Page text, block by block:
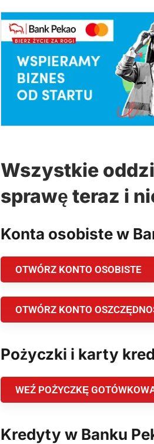
Wszystkie
sprawę teraz i
Konta osobiste w
OTWÓRZ KONTO OSOBISTE
OTWÓRZ KONTO
Pożyczki i karty
WEŹ POŻYCZKĘ
Kredyty w Banku